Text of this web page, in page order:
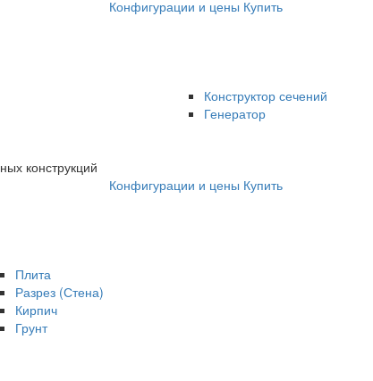
Конфигурации и цены Купить
Конструктор сечений
Генератор
конструкций
Конфигурации и цены Купить
Плита
Разрез (Стена)
Кирпич
Грунт